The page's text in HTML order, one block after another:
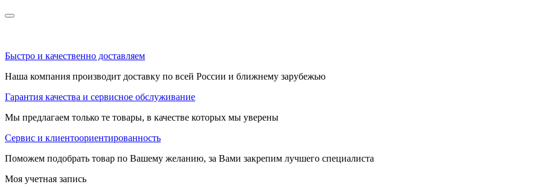
Быстро и качественно доставляем
Наша компания производит доставку по всей России и ближнему зарубежью
Гарантия качества и сервисное обслуживание
Мы предлагаем только те товары, в качестве которых мы уверены
Сервис и клиентоориентированность
Поможем подобрать товар по Вашему желанию, за Вами закрепим лучшего специалиста
Моя учетная запись